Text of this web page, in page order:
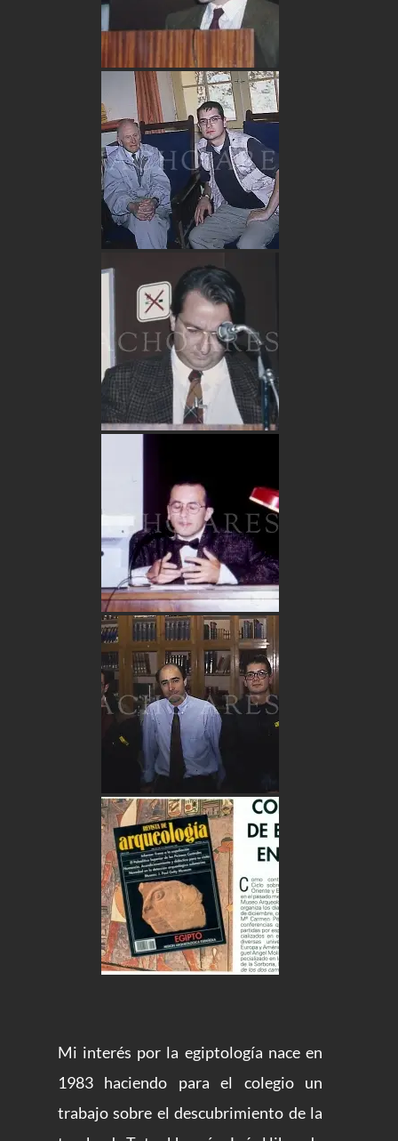
Mi interés por la egiptología nace en
1983 haciendo para el colegio un
trabajo sobre el descubrimiento de la